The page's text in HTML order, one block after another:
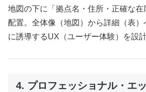
地図の下に「拠点名・住所・正確な
配置。全体像（地図）から詳細（表
に誘導するUX（ユーザー体験）を設計
4. プロフェッショナル・エ